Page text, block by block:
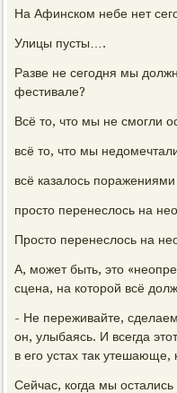
На Афинском небе нет
Улицы пусты….
Разве не сегодня мы
фестивале?
Всё то, что мы не смогли
всё то, что мы
всё казалось
просто перенеслось на
Просто перенеслось на
А, может быть, это
сцена, на которой всё
- Не переживайте,
он, улыбаясь. И всегда
в его устах так утешающе,
Сейчас, когда мы